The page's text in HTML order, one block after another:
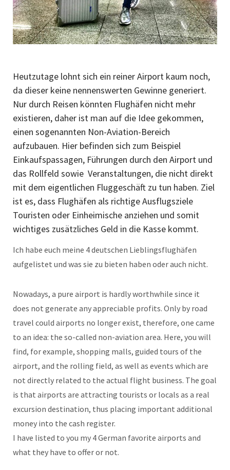
Heutzutage lohnt sich ein reiner Airport kaum noch,
da dieser keine nennenswerten Gewinne generiert.
Nur durch Reisen könnten Flughäfen nicht mehr
existieren, daher ist man auf die Idee gekommen,
einen sogenannten Non-Aviation-Bereich
aufzubauen. Hier befinden sich zum Beispiel
Einkaufspassagen, Führungen durch den Airport und
das Rollfeld sowie Veranstaltungen, die nicht direkt
mit dem eigentlichen Fluggeschäft zu tun haben. Ziel
ist es, dass Flughäfen als richtige Ausflugsziele
Touristen oder Einheimische anziehen und somit
wichtiges zusätzliches Geld in die Kasse kommt.
Ich habe euch meine 4 deutschen Lieblingsflughäfen
aufgelistet und was sie zu bieten haben oder auch nicht.
Nowadays, a pure airport is hardly worthwhile since it
does not generate any appreciable profits. Only by road
travel could airports no longer exist, therefore, one came
to an idea: the so-called non-aviation area. Here, you will
find, for example, shopping malls, guided tours of the
airport, and the rolling field, as well as events which are
not directly related to the actual flight business. The goal
is that airports are attracting tourists or locals as a real
excursion destination, thus placing important additional
money into the cash register.
I have listed to you my 4 German favorite airports and
what they have to offer or not.